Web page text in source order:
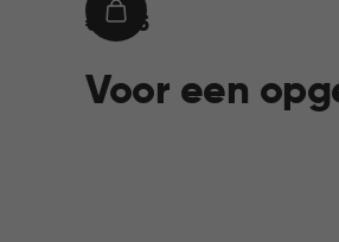
€€ 69,95
IN
Voor een